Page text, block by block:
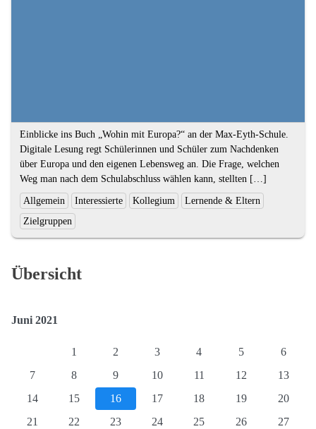
Textauszug
Einblicke ins Buch „Wohin mit Europa?“ an der Max-Eyth-Schule.
Digitale Lesung regt Schülerinnen und Schüler zum Nachdenken
über Europa und den eigenen Lebensweg an. Die Frage, welchen
Weg man nach dem Schulabschluss wählen kann, stellten […]
Ende
des
Textauszugs
Kategorien
und
Schlagworte:
Allgemein Interessierte Kollegium
Lernende & Eltern
Zielgruppen
Übersicht
Juni 2021
1 2 3 4 5
6
7
8 9 10 11 12
13
14
15 16 17 18 19
20
21
22 23 24 25 26
27